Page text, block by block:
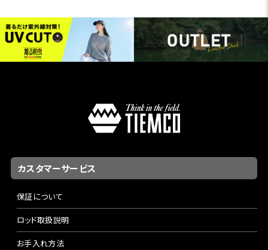
カスタマーサービス
保証について
ロッド取扱説明
お手入れ方法